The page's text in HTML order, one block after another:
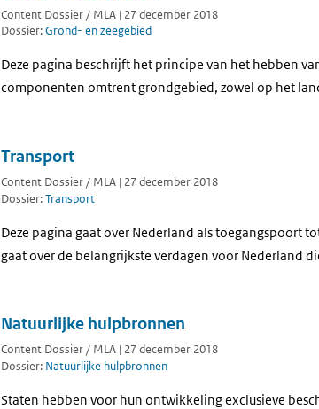
Content Dossier / MLA | 27 december 2018
Dossier:Grond- en zeegebied
Deze pagina beschrijft het principe van het hebben
componenten omtrent grondgebied, zowel op het
Transport
Content Dossier / MLA | 27 december 2018
Dossier:Transport
Deze pagina gaat over Nederland als toegangspoort
gaat over de belangrijkste verdagen voor Nederland
Natuurlijke hulpbronnen
Content Dossier / MLA | 27 december 2018
Dossier: Natuurlijke hulpbronnen
Staten hebben voor hun ontwikkeling exclusieve